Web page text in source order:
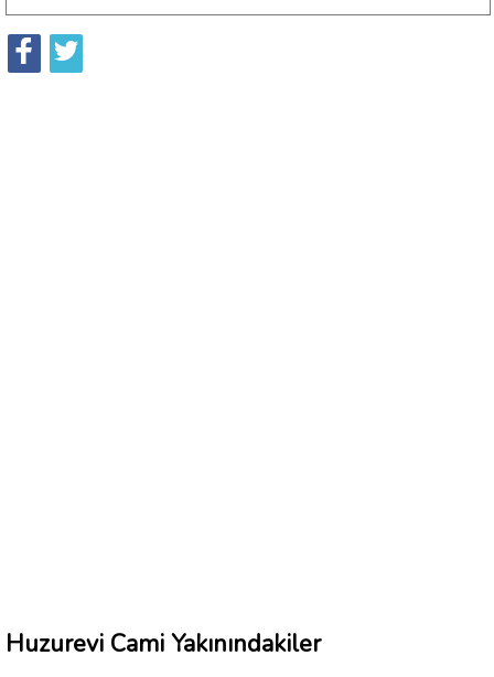
Huzurevi Cami Yakınındakiler